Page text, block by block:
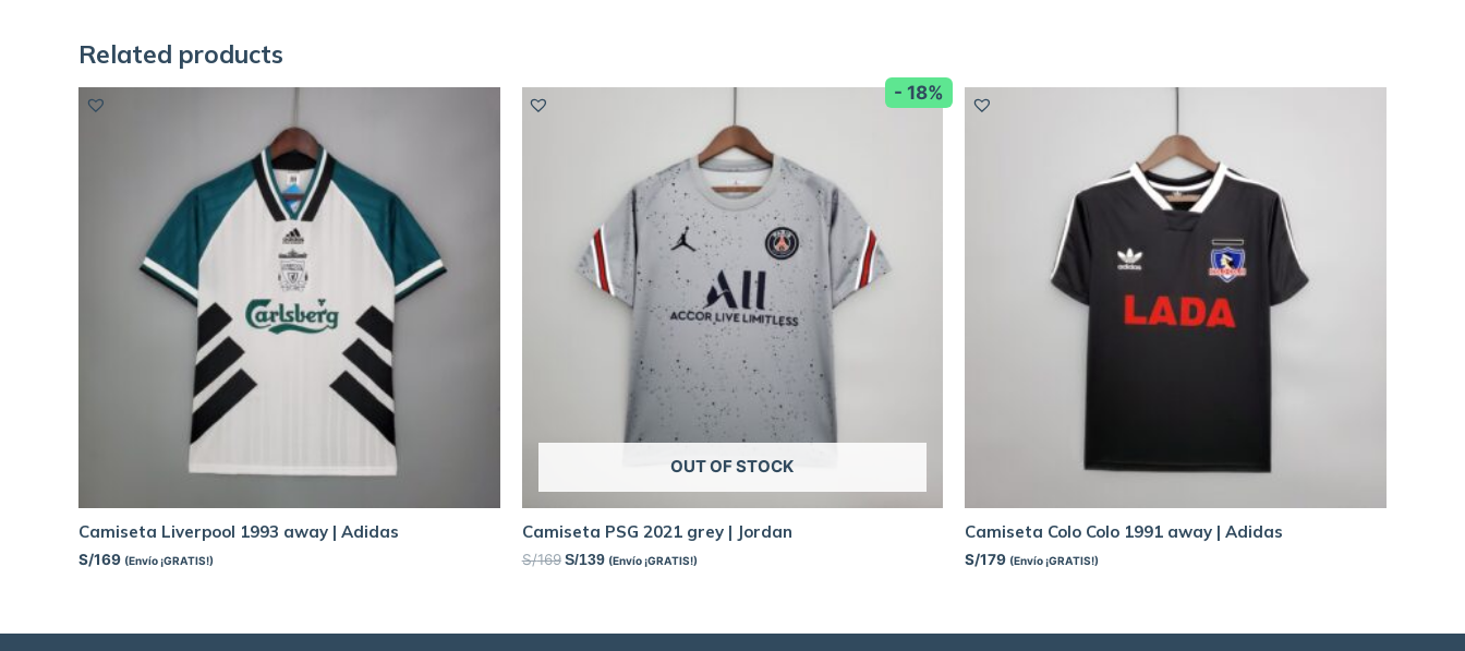
Related products
Camiseta Liverpool 1993 away | Adidas
S/169 (Envío ¡GRATIS!)
- 18%
OUT OF STOCK
Camiseta PSG 2021 grey | Jordan
S/169 S/139 (Envío ¡GRATIS!)
Camiseta Colo Colo 1991 away | Adidas
S/179 (Envío ¡GRATIS!)